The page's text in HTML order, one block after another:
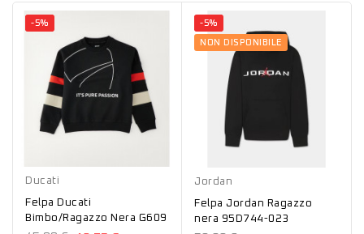
-5%
Ducati
Felpa Ducati
Bimbo/Ragazzo Nera G609
-5%
NON DISPONIBILE
Jordan
Felpa Jordan Ragazzo
nera 95D744-023